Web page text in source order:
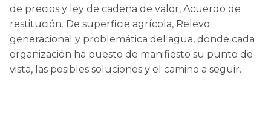
de precios y ley de cadena de valor, Acuerdo de
restitución. De superficie agrícola, Relevo
generacional y problemática del agua, donde cada
organización ha puesto de manifiesto su punto de
vista, las posibles soluciones y el camino a seguir.